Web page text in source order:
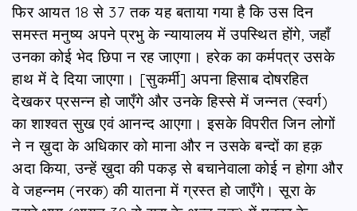
फिर आयत 18 से 37 तक यह बताया गया है कि उस दिन
समस्त मनुष्य अपने प्रभु के न्यायालय में उपस्थित होंगे, जहाँ
उनका कोई भेद छिपा न रह जाएगा। हरेक का कर्मपत्र उसके
हाथ में दे दिया जाएगा। [सुकर्मी] अपना हिसाब दोषरहित
देखकर प्रसन्न हो जाएँगे और उनके हिस्से में जन्नत (स्वर्ग)
का शाश्वत सुख एवं आनन्द आएगा। इसके विपरीत जिन लोगों
ने न ख़ुदा के अधिकार को माना और न उसके बन्दों का हक़
अदा किया, उन्हें ख़ुदा की पकड़ से बचानेवाला कोई न होगा और
वे जहन्नम (नरक) की यातना में ग्रस्त हो जाएँगे। सूरा के